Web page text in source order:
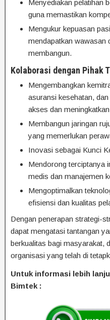
Menyediakan pelatihan
guna memastikan
Mengukur kepuasan
mendapatkan wawasan
membangun.
Kolaborasi dengan Pihak
Mengembangkan
asuransi kesehatan,
akses dan
Membangun jaringan
yang memerlukan
Inovasi sebagai Kunci
Mendorong terciptanya
medis dan manajemen
Mengoptimalkan
efisiensi dan kualitas
Dengan penerapan strategi-
dapat mengatasi tantangan
berkualitas bagi masyarakat,
organisasi yang telah di
Untuk informasi lebih
Bimtek :